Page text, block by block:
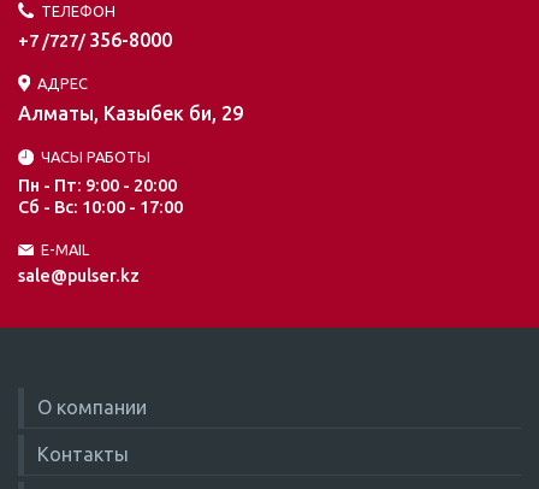
ТЕЛЕФОН
+7 /727/ 356-8000
АДРЕС
Алматы, Казыбек би, 29
ЧАСЫ РАБОТЫ
Пн - Пт: 9:00 - 20:00
Сб - Вс: 10:00 - 17:00
E-MAIL
sale@pulser.kz
О компании
Контакты